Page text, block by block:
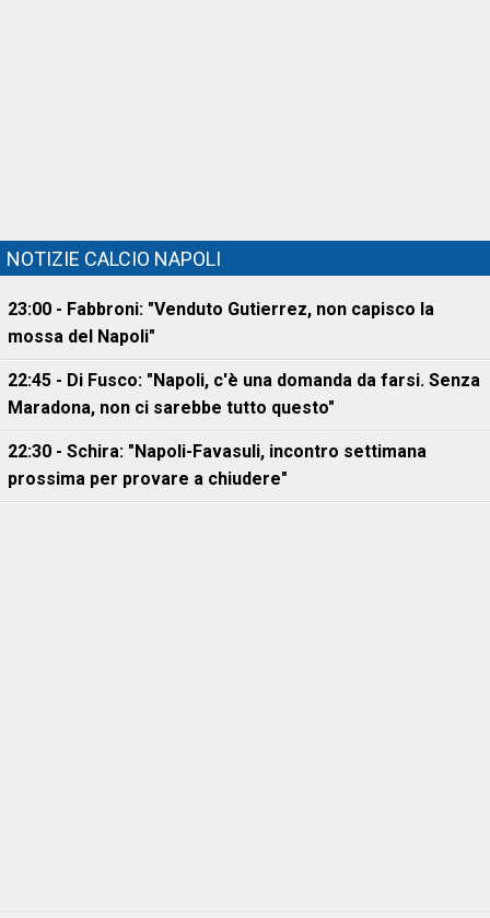
NOTIZIE CALCIO NAPOLI
23:00 - Fabbroni: "Venduto Gutierrez, non capisco la
mossa del Napoli"
22:45 - Di Fusco: "Napoli, c'è una domanda da farsi. Senza
Maradona, non ci sarebbe tutto questo"
22:30 - Schira: "Napoli-Favasuli, incontro settimana
prossima per provare a chiudere"